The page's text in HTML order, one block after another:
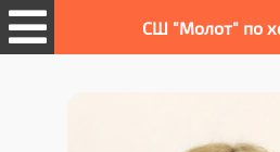
СШ "Молот" по